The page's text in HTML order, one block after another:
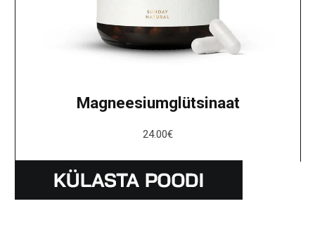
Magneesiumglütsinaat
24.00€